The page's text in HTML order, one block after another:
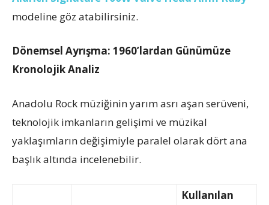
modeline göz atabilirsiniz.
Dönemsel Ayrışma: 1960’lardan Günümüze
Kronolojik Analiz
Anadolu Rock müziğinin yarım asrı aşan serüveni,
teknolojik imkanların gelişimi ve müzikal
yaklaşımların değişimiyle paralel olarak dört ana
başlık altında incelenebilir.
Kullanılan